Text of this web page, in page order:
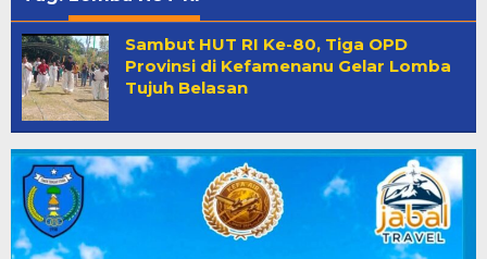
Sambut HUT RI Ke-80, Tiga OPD
Provinsi di Kefamenanu Gelar Lomba
Tujuh Belasan